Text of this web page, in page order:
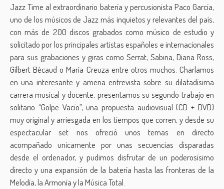
Jazz Time al extraordinario batería y percusionista Paco García,
uno de los músicos de Jazz más inquietos y relevantes del país,
con más de 200 discos grabados como músico de estudio y
solicitado por los principales artistas españoles e internacionales
para sus grabaciones y giras como Serrat, Sabina, Diana Ross,
Gilbert Bécaud o María Creuza entre otros muchos. Charlamos
en una interesante y amena entrevista sobre su dilatadísima
carrera musical y docente, presentamos su segundo trabajo en
solitario “Golpe Vacío”, una propuesta audiovisual (CD + DVD)
muy original y arriesgada en los tiempos que corren, y desde su
espectacular set nos ofreció unos temas en directo
acompañado unicamente por unas secuencias disparadas
desde el ordenador, y pudimos disfrutar de un poderosísimo
directo y una expansión de la batería hasta las fronteras de la
Melodía, la Armonía y la Música Total.